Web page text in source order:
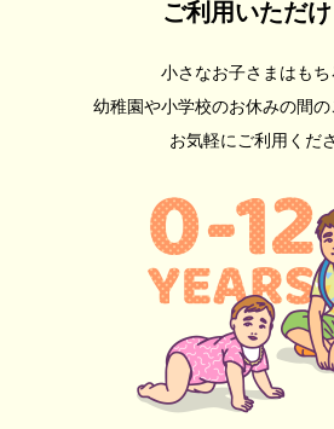
ご利用いただ
小さなお子さまはもち
幼稚園や小学校のお休みの間
お気軽にご利用くだ